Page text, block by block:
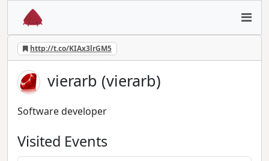
http://t.co/KIAx3lrGM5
vierarb (vierarb)
Software developer
Visited Events